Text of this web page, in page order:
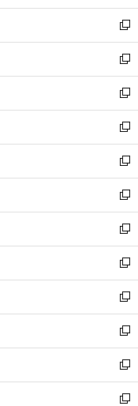
開
く
ウ
で
開
く
ン
ド
ウ
で
開
く
ウ
ィ
ン
ド
ウ
で
開
く
新
し
い
ウ
ィ
ン
ド
ウ
で
開
く
新
し
い
ウ
ィ
ン
ド
ウ
で
開
く
新
し
い
ウ
ィ
ン
ド
ウ
で
開
く
新
し
い
ウ
ィ
ン
ド
ウ
で
開
く
新
し
い
ウ
ィ
ン
ド
ウ
で
開
く
新
し
い
ウ
ィ
ン
ド
ウ
で
開
く
新
し
い
ウ
ィ
ン
ド
ウ
で
開
く
新
し
い
ウ
ィ
ン
ド
ウ
で
新
し
い
ウ
ィ
ン
ド
新
し
い
ウ
ィ
新
し
い
新